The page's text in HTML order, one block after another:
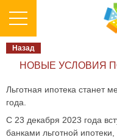
Назад
НОВЫЕ УСЛОВИЯ
Льготная ипотека станет
года.
С 23 декабря 2023 года
банками льготной